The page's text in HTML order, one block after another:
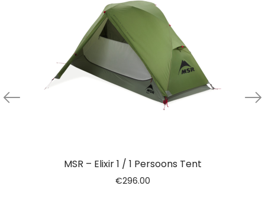
MSR – Elixir 1 / 1 Persoons Tent
€296.00